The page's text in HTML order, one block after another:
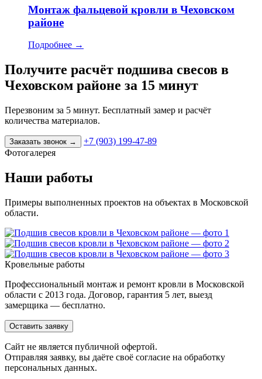
Монтаж фальцевой кровли в Чеховском
районе
Подробнее →
Получите расчёт подшива свесов в
Чеховском районе за 15 минут
Перезвоним за 5 минут. Бесплатный замер и расчёт
количества материалов.
Заказать звонок →
+7 (903) 199-47-89
Фотогалерея
Наши работы
Примеры выполненных проектов на объектах в Московской
области.
Кровельные работы
Профессиональный монтаж и ремонт кровли в Московской
области с 2013 года. Договор, гарантия 5 лет, выезд
замерщика — бесплатно.
Оставить заявку
Cайт не является публичной офертой.
Отправляя заявку, вы даёте своё согласие на обработку
персональных данных.